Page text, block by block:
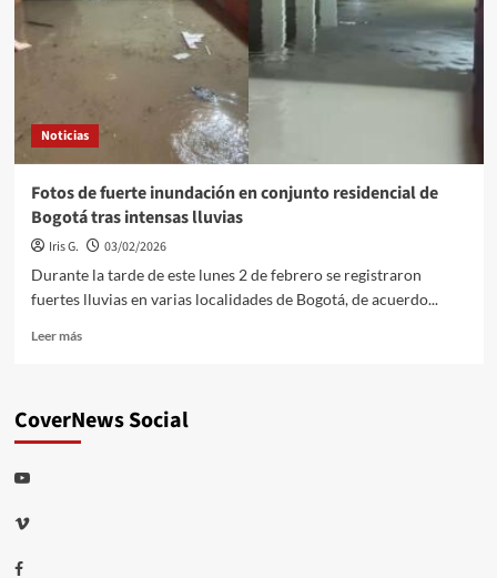
Providencia
vientos:
pasajeros
Noticias
Fotos de fuerte inundación en conjunto residencial de
Bogotá tras intensas lluvias
Iris G.
03/02/2026
Durante la tarde de este lunes 2 de febrero se registraron
fuertes lluvias en varias localidades de Bogotá, de acuerdo...
Leer másLeer
de
fuerte
CoverNews Social
Youtube
Vimeo
Facebook